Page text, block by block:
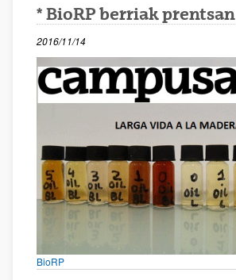
* BioRP berriak prentsan
2016/11/14
(Beste leiho bat zabalduko du)
BioRP